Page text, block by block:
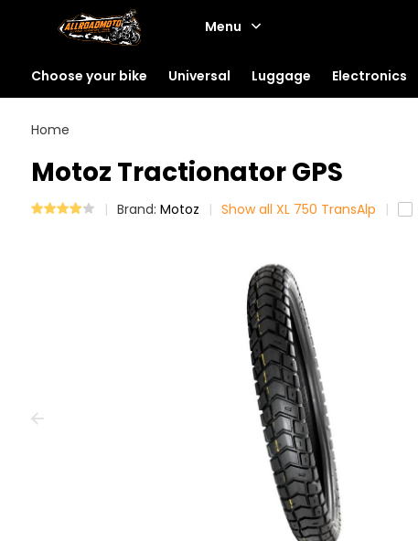
Menu
Choose your bike Universal Luggage Electronics
Home
Motoz Tractionator GPS
Brand: Motoz Show all XL 750 TransAlp